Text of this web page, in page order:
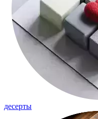
десерты